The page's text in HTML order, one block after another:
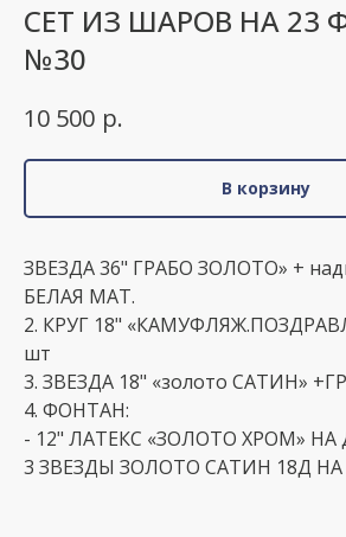
СЕТ ИЗ ШАРОВ НА 23
№30
10 500 р.
В корзину
ЗВЕЗДА 36" ГРАБО ЗОЛОТО» +
БЕЛАЯ МАТ.
2. КРУГ 18"
шт
3. ЗВЕЗДА 18" «золото САТИН»
4. ФОНТАН:
- 12" ЛАТЕКС «ЗОЛОТО ХРОМ»
3 ЗВЕЗДЫ ЗОЛОТО САТИН 18Д